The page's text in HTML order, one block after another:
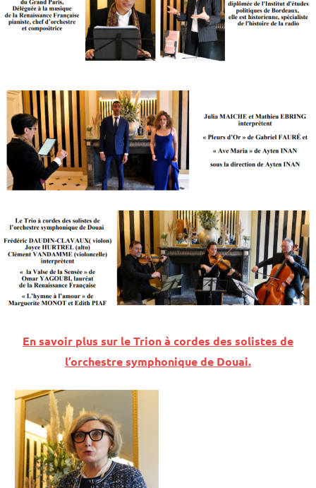
En savoir plus sur le Trion à cordes des solistes de
l’orchestre symphonique de Douai.